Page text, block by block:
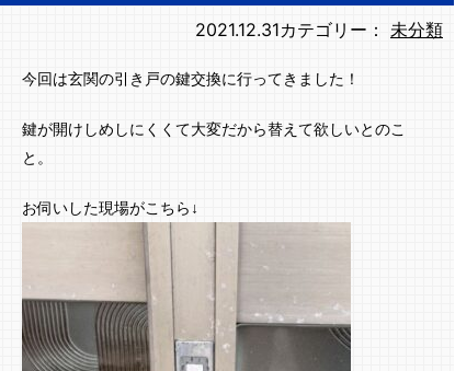
2021.12.31カテゴリー： 未分類
今回は玄関の引き戸の鍵交換に行ってきました！
鍵が開けしめしにくくて大変だから替えて欲しいとのこ
と。
お伺いした現場がこちら↓